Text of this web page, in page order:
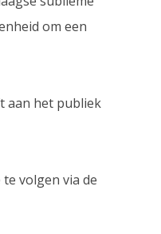
om een
aan het publiek
volgen via de